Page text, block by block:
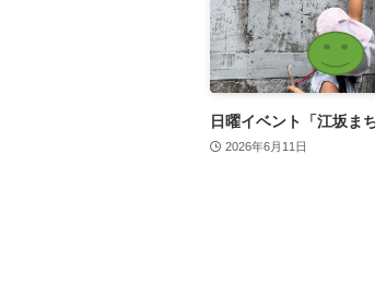
日曜イベント「江坂ま
2026年6月11日